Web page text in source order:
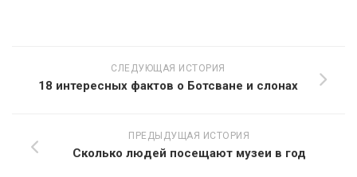
СЛЕДУЮЩАЯ ИСТОРИЯ
18 интересных фактов о Ботсване и слонах
ПРЕДЫДУЩАЯ ИСТОРИЯ
Сколько людей посещают музеи в год